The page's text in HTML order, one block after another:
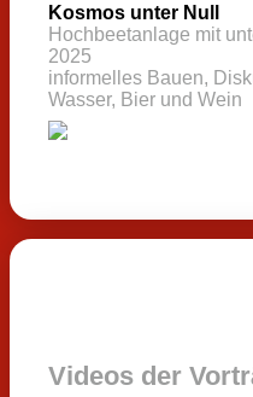
Kosmos unter Null
Hochbeetanlage mit
2025
informelles Bauen,
Wasser, Bier und Wein
Videos der